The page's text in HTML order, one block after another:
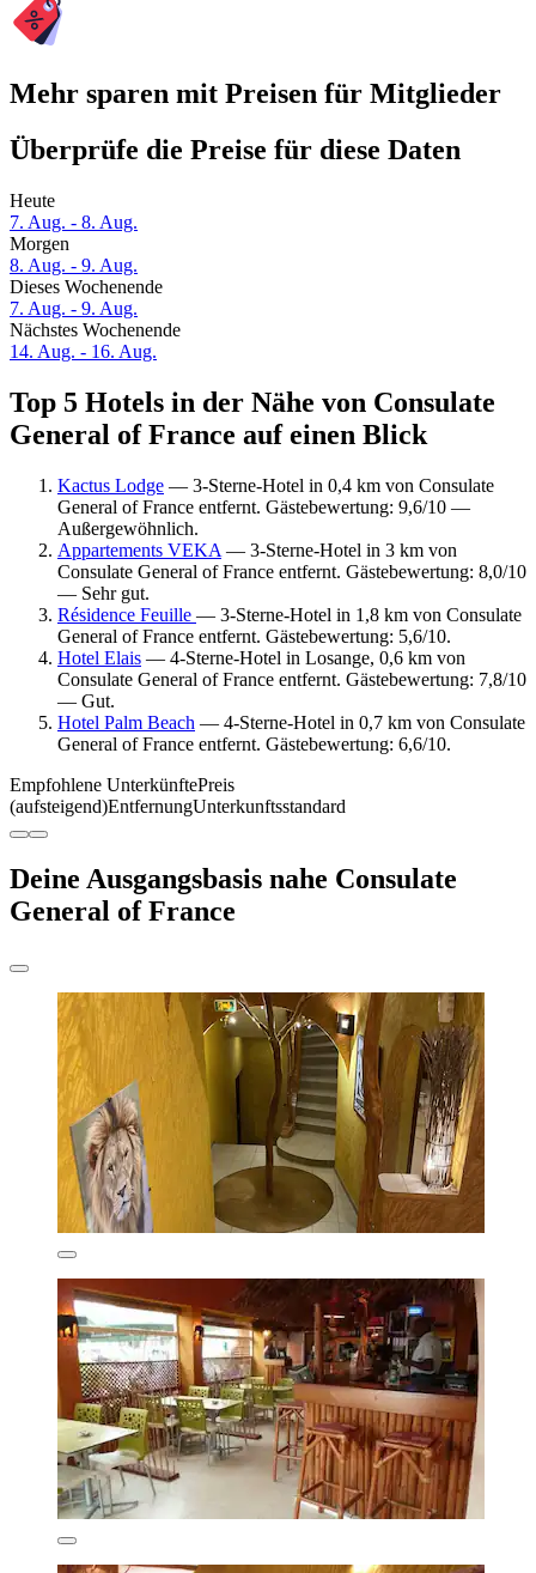
Mehr sparen mit Preisen für Mitglieder
Überprüfe die Preise für diese Daten
Heute
7. Aug. - 8. Aug.
Morgen
8. Aug. - 9. Aug.
Dieses Wochenende
7. Aug. - 9. Aug.
Nächstes Wochenende
14. Aug. - 16. Aug.
Top 5 Hotels in der Nähe von Consulate
General of France auf einen Blick
Kactus Lodge — 3-Sterne-Hotel in 0,4 km von Consulate
General of France entfernt. Gästebewertung: 9,6/10 —
Außergewöhnlich.
Appartements VEKA — 3-Sterne-Hotel in 3 km von
Consulate General of France entfernt. Gästebewertung: 8,0/10
— Sehr gut.
Résidence Feuille — 3-Sterne-Hotel in 1,8 km von Consulate
General of France entfernt. Gästebewertung: 5,6/10.
Hotel Elais — 4-Sterne-Hotel in Losange, 0,6 km von
Consulate General of France entfernt. Gästebewertung: 7,8/10
— Gut.
Hotel Palm Beach — 4-Sterne-Hotel in 0,7 km von Consulate
General of France entfernt. Gästebewertung: 6,6/10.
Empfohlene UnterkünftePreis
(aufsteigend)EntfernungUnterkunftsstandard
Deine Ausgangsbasis nahe Consulate
General of France